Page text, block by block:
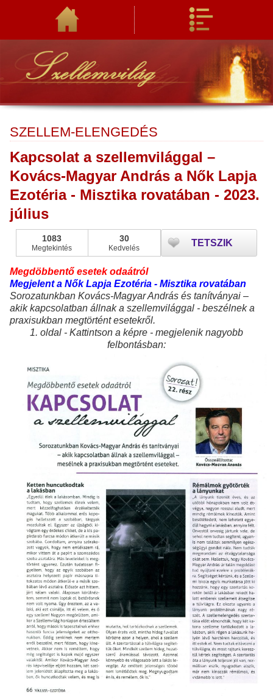
SZELLEM-ELENGEDÉS
Kapcsolat a szellemvilággal –
Kovács-Magyar András a Nők Lapja
Ezotéria - Misztika rovatában - 2023.
július
1083
Megtekintés
30
Kedvelés TETSZIK
Megdöbbentő esetek odaátról
Megjelent a Nők Lapja Ezotéria - Misztika rovatában
Sorozatunkban Kovács-Magyar András és tanítványai –
akik kapcsolatban állnak a szellemvilággal - beszélnek a
praxisukban megtörtént esetekről.
1. oldal - Kattintson a képre - megjelenik nagyobb
felbontásban: